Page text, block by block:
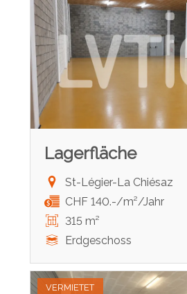
Lagerfläche
St-Légier-La Chiésaz
CHF 140.-/m²/Jahr
315 m²
Erdgeschoss
VERMIETET